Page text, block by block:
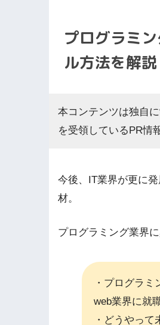
プログラミ
ル方法を解説
本コンテンツは独自
を受領しているPR情
今後、IT業界が更に
材。
プログラミング業界
・プログラミ
web業界に就
・どうやっ